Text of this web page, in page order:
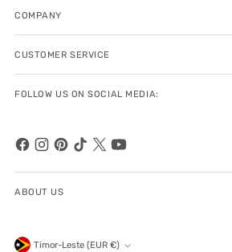
COMPANY
CUSTOMER SERVICE
FOLLOW US ON SOCIAL MEDIA:
ABOUT US
Timor-Leste (EUR €)